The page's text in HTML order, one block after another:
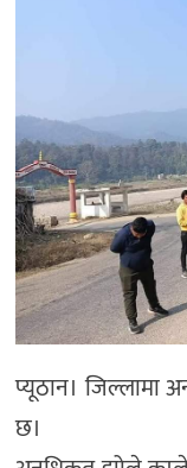
प्यूठान। जिल्लामा
छ।